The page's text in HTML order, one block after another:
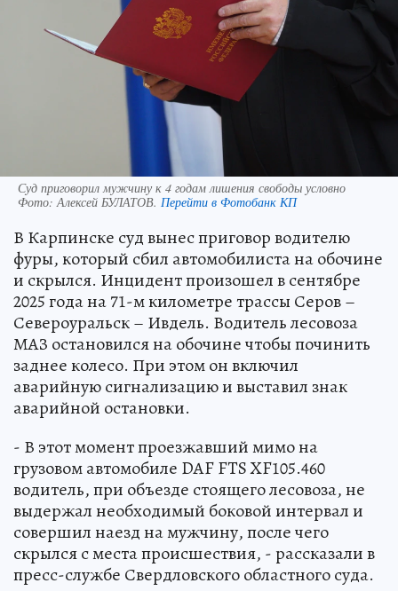
Суд приговорил мужчину к 4 годам лишения свободы условно
Фото:Алексей БУЛАТОВ. Перейти в Фотобанк КП
В Карпинске суд вынес приговор водителю
фуры, который сбил автомобилиста на обочине
и скрылся. Инцидент произошел в сентябре
2025 года на 71-м километре трассы Серов –
Североуральск – Ивдель. Водитель лесовоза
МАЗ остановился на обочине чтобы починить
заднее колесо. При этом он включил
аварийную сигнализацию и выставил знак
аварийной остановки.
- В этот момент проезжавший мимо на
грузовом автомобиле DAF FTS XF105.460
водитель, при объезде стоящего лесовоза, не
выдержал необходимый боковой интервал и
совершил наезд на мужчину, после чего
скрылся с места происшествия, - рассказали в
пресс-службе Свердловского областного суда.